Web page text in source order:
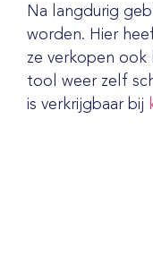
Na langdurig
worden. Hier
ze verkopen ook
tool weer zelf
is verkrijgbaar bij